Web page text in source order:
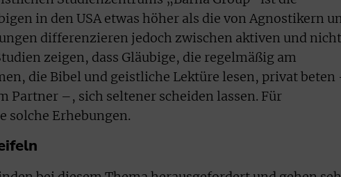
in den USA etwas höher als die von Agnostikern
differenzieren jedoch zwischen aktiven und
zeigen, dass Gläubige, die regelmäßig am
die Bibel und geistliche Lektüre lesen, privat beten
Partner –, sich seltener scheiden lassen. Für
solche Erhebungen.